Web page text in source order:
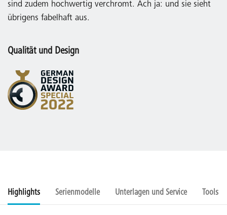
sind zudem hochwertig verchromt. Ach ja: und sie sieht
übrigens fabelhaft aus.
Qualität und Design
Highlights Serienmodelle Unterlagen und Service Tools